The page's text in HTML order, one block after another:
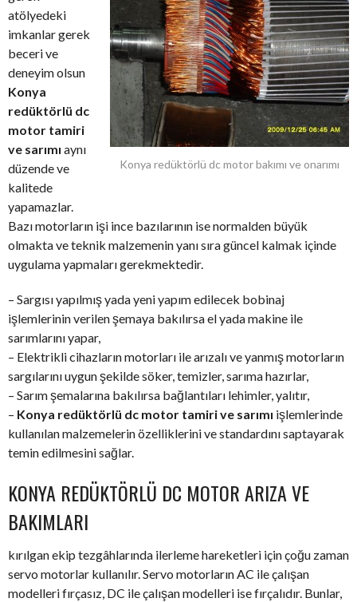
Konya redüktörlü dc motor bakımı ve onarımı
atölyedeki
imkanlar gerek
beceri ve
deneyim olsun
Konya
redüktörlü dc
motor tamiri
ve sarımı aynı
düzende ve
kalitede
yapamazlar.
Bazı motorların işi ince bazılarının ise normalden büyük
olmakta ve teknik malzemenin yanı sıra güncel kalmak içinde
uygulama yapmaları gerekmektedir.
– Sargısı yapılmış yada yeni yapım edilecek bobinaj
işlemlerinin verilen şemaya bakılırsa el yada makine ile
sarımlarını yapar,
– Elektrikli cihazların motorları ile arızalı ve yanmış motorların
sargılarını uygun şekilde söker, temizler, sarıma hazırlar,
– Sarım şemalarına bakılırsa bağlantıları lehimler, yalıtır,
– Konya redüktörlü dc motor tamiri ve sarımı işlemlerinde
kullanılan malzemelerin özelliklerini ve standardını saptayarak
temin edilmesini sağlar.
KONYA REDÜKTÖRLÜ DC MOTOR ARIZA VE
BAKIMLARI
kırılgan ekip tezgâhlarında ilerleme hareketleri için çoğu zaman
servo motorlar kullanılır. Servo motorların AC ile çalışan
modelleri fırçasız, DC ile çalışan modelleri ise fırçalıdır. Bunlar,